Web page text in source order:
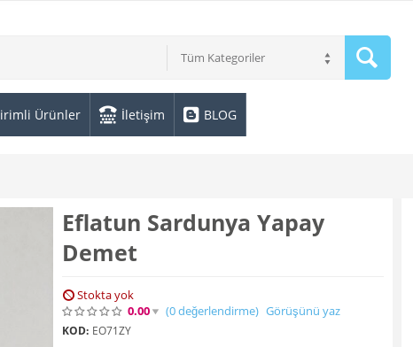
Tüm Kategoriler
Ürünler İletişim BLOG
Eflatun Sardunya Yapay
Demet
Stokta yok
0.00
(0değerlendirme) Görüşünü yaz
KOD: EO71ZY